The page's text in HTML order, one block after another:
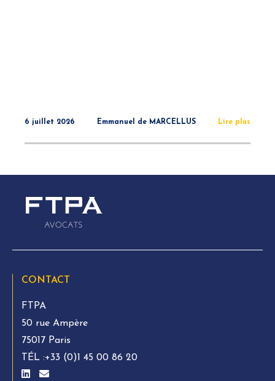
6 juillet 2026 Emmanuel de MARCELLUS Lire plus
CONTACT
FTPA
50 rue Ampère
75017 Paris
TÉL :+33 (0)1 45 00 86 20